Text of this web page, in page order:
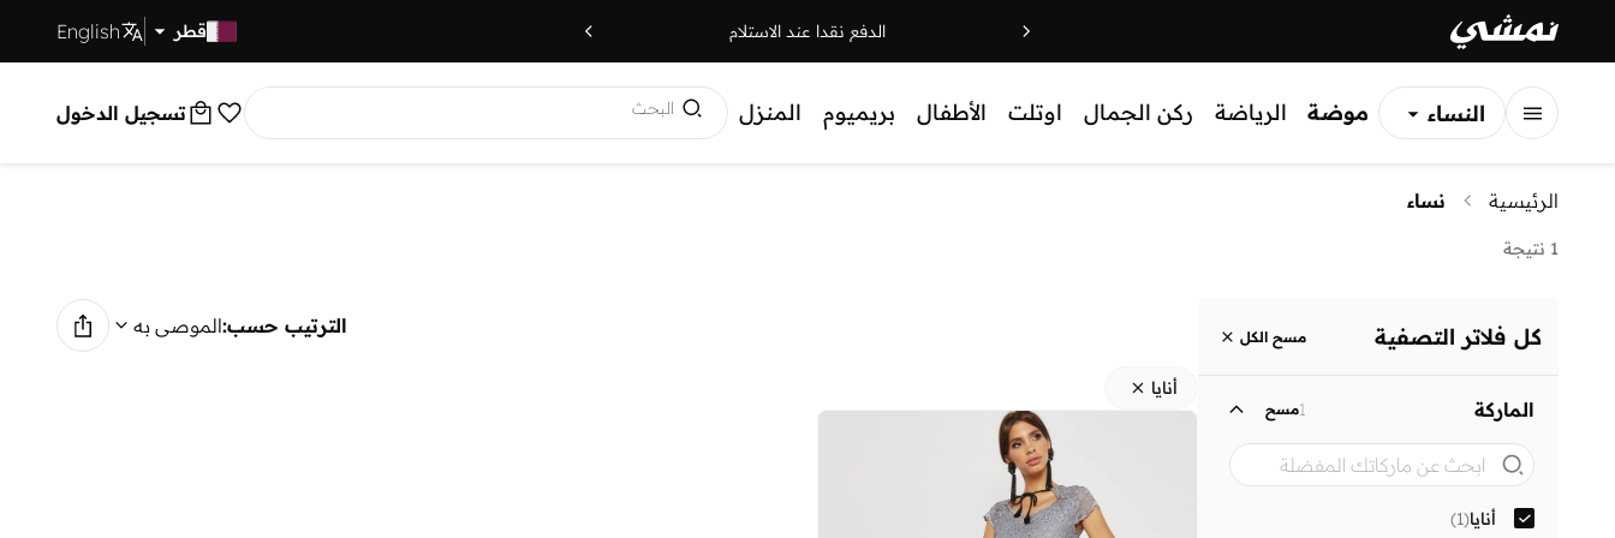
الدفع نقدا عند الاستلام قطر English
النساء
موضة الرياضة ركن الجمال اوتلت الأطفال بريميوم المنزل البحث تسجيل الدخول
الرئيسية نساء
1 نتيجة
كل فلاتر التصفية مسح الكل
الماركة 1مسح
أنايا(
1
)
الترتيب حسب:الموصى به
أنايا